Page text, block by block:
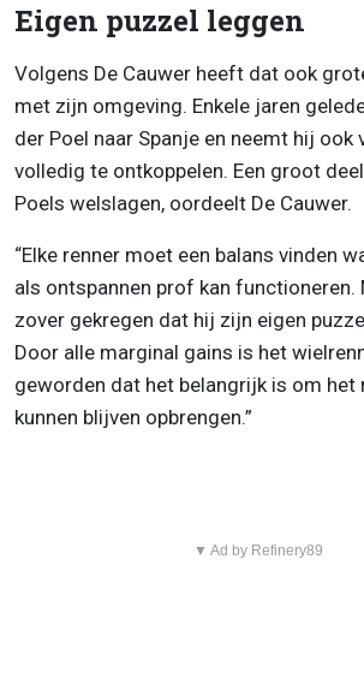
Eigen puzzel leggen
Volgens De Cauwer heeft dat ook
met zijn omgeving. Enkele jaren
der Poel naar Spanje en neemt hij ook
volledig te ontkoppelen. Een groot
Poels welslagen, oordeelt De Cauwer.
“Elke renner moet een balans vinden
als ontspannen prof kan functioneren.
zover gekregen dat hij zijn eigen
Door alle marginal gains is het
geworden dat het belangrijk is om het
kunnen blijven opbrengen.”
▼ Ad by Refinery89